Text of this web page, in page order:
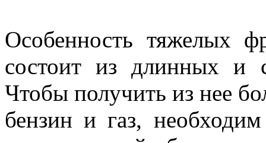
Особенность тяжелых
состоит из длинных и
Чтобы получить из нее
бензин и газ,